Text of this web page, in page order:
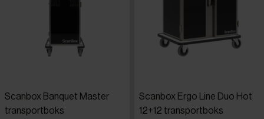
Scanbox Banquet Master
transportboks
Scanbox Ergo Line Duo Hot
12+12 transportboks